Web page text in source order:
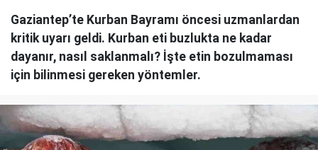
Gaziantep’te Kurban Bayramı öncesi uzmanlardan
kritik uyarı geldi. Kurban eti buzlukta ne kadar
dayanır, nasıl saklanmalı? İşte etin bozulmaması
için bilinmesi gereken yöntemler.